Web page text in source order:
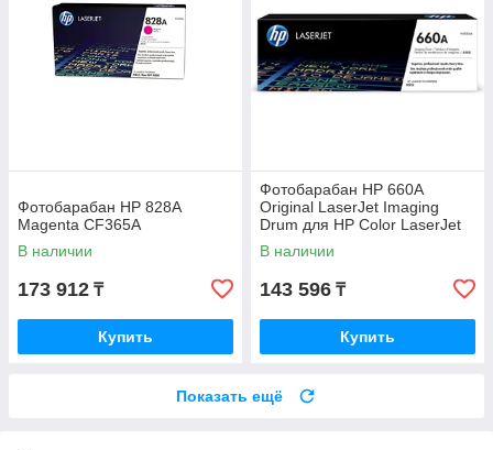
Фотобарабан HP 828A
Magenta CF365A
В наличии
173 912 ₸
Купить
Фотобарабан HP 660A
Original LaserJet Imaging
Drum для HP Color LaserJet
M751 W2004A
В наличии
143 596 ₸
Купить
Показать ещё